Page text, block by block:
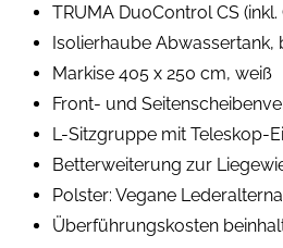
TRUMA DuoControl CS (inkl.
Isolierhaube Abwassertank,
Markise 405 x 250 cm, weiß
Front- und
L-Sitzgruppe mit Teleskop-
Betterweiterung zur
Polster: Vegane
Überführungskosten